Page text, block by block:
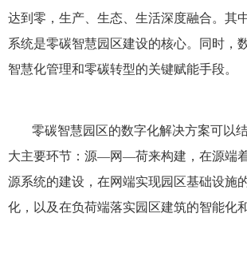
达到零，生产、生态、生活深度融合。其
系统是零碳智慧园区建设的核心。同时，
智慧化管理和零碳转型的关键赋能手段。
零碳智慧园区的数字化解决方案可以
大主要环节：源—网—荷来构建，在源端
源系统的建设，在网端实现园区基础设施
化，以及在负荷端落实园区建筑的智能化